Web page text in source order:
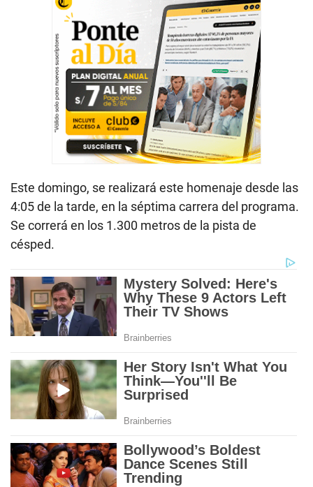
Este domingo, se realizará este homenaje desde las
4:05 de la tarde, en la séptima carrera del programa.
Se correrá en los 1.300 metros de la pista de
césped.